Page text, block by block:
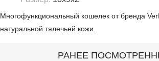
Многофункциональный кошелек от бренда
натуральной тялечьей кожи.
РАНЕЕ